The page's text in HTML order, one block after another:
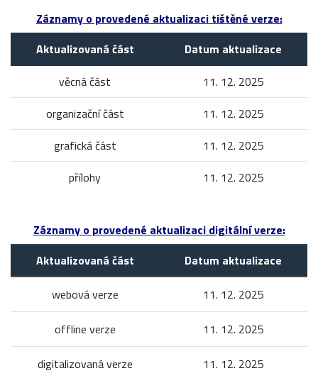
Záznamy o provedené aktualizaci tištěné verze:
Aktualizovaná část
Datum aktualizace
věcná část
11. 12. 2025
organizační část
11. 12. 2025
grafická část
11. 12. 2025
přílohy
11. 12. 2025
Záznamy o provedené aktualizaci digitální verze:
Aktualizovaná část
Datum aktualizace
webová verze
11. 12. 2025
offline verze 11. 12. 2025
digitalizovaná verze 11. 12. 2025